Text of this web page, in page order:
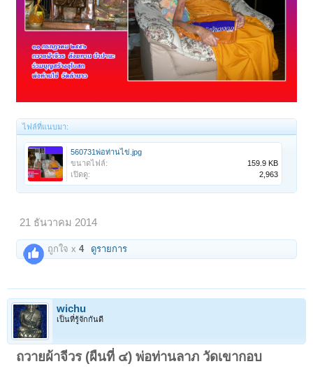
ไฟล์ที่แนบมา:
560731พ่อท่านไข่.jpg
ขนาดไฟล์:
159.9 KB
เปิดดู:
2,963
21 ธันวาคม 2014
ถูกใจ x4 ดูรายการ
wichu
เป็นที่รู้จักกันดี
ถวายผ้าจีวร (ผืนที่ ๔) พ่อท่านลาภ วัดเขากอบ